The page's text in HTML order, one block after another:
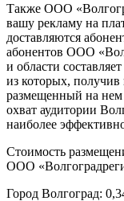
Также ООО
вашу рекламу на
доставляются
абонентов ООО
и области
из которых,
размещенный на
охват аудитории
наиболее
Стоимость
ООО
Город Волгоград: